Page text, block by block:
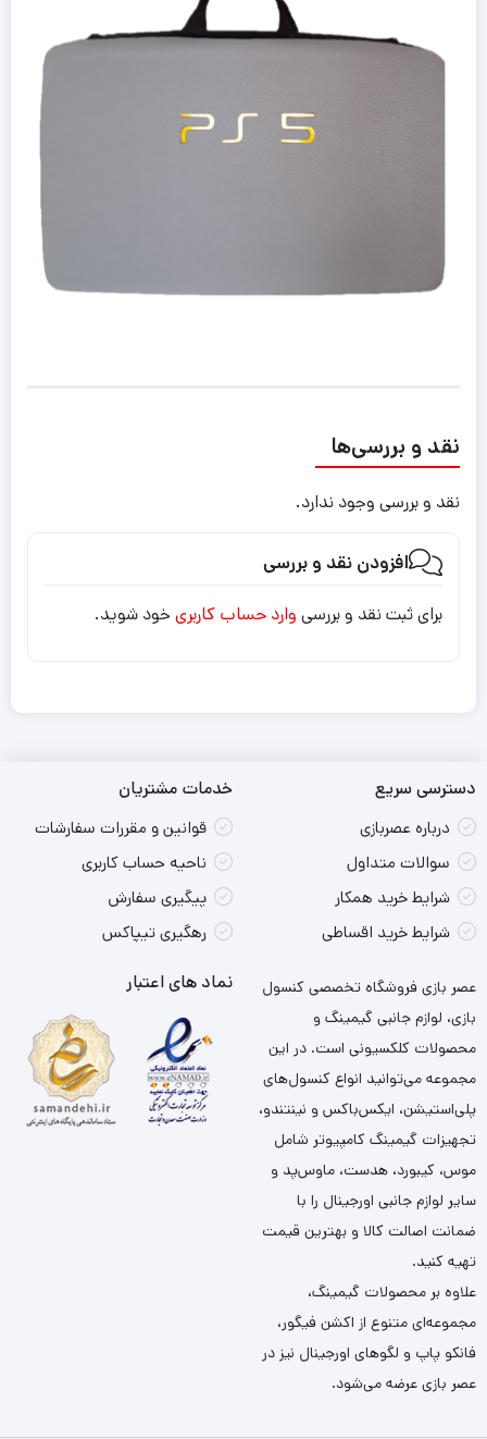
نقد و بررسی‌ها
نقد و بررسی وجود ندارد.
افزودن نقد و بررسی
برای ثبت نقد و بررسی وارد حساب کاربری خود شوید.
دسترسی سریع
درباره عصربازی
سوالات متداول
شرایط خرید همکار
شرایط خرید اقساطی
خدمات مشتریان
قوانین و مقررات سفارشات
ناحیه حساب کاربری
پیگیری سفارش
رهگیری تیپاکس
عصر بازی فروشگاه تخصصی کنسول
بازی، لوازم جانبی گیمینگ و
محصولات کلکسیونی است. در این
مجموعه می‌توانید انواع کنسول‌های
پلی‌استیشن، ایکس‌باکس و نینتندو،
تجهیزات گیمینگ کامپیوتر شامل
موس، کیبورد، هدست، ماوس‌پد و
سایر لوازم جانبی اورجینال را با
ضمانت اصالت کالا و بهترین قیمت
تهیه کنید.
علاوه بر محصولات گیمینگ،
مجموعه‌ای متنوع از اکشن فیگور،
فانکو پاپ و لگوهای اورجینال نیز در
عصر بازی عرضه می‌شود.
نماد های اعتبار